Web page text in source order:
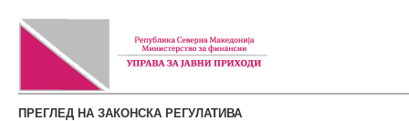
ПРЕГЛЕД НА ЗАКОНСКА РЕГУЛАТИВА